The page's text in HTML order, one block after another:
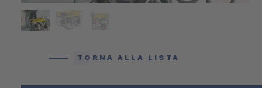
TORNA ALLA LISTA